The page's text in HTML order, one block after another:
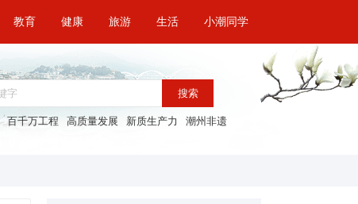
教育 健康 旅游 生活 小潮同学
搜索
百千万工程 高质量发展 新质生产力 潮州非遗